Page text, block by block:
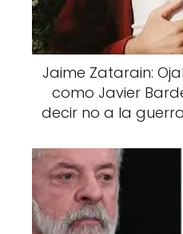
Jaime Zatarain:
como Javier
decir no a la